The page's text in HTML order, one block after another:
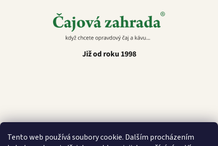
Tento web používá soubory cookie. Dalším procházením
Již od roku 1998
Latino Café